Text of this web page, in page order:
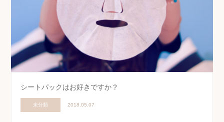
シートパックはお好きですか？
未分類 2018.05.07